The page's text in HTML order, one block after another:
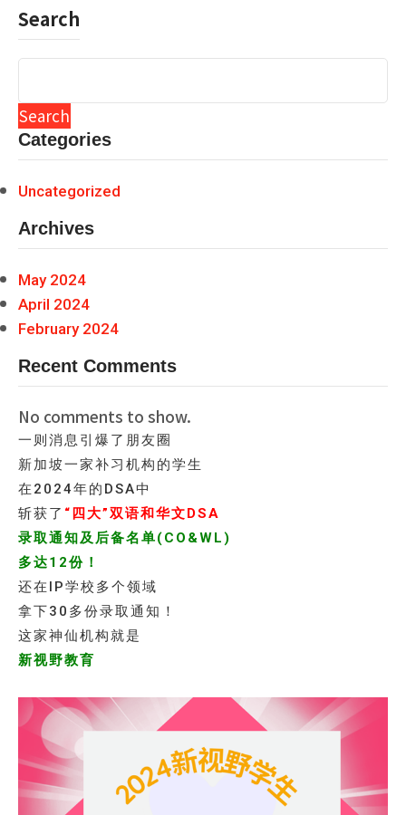
Search
Search
Categories
Uncategorized
Archives
May 2024
April 2024
February 2024
Recent Comments
No comments to show.
一则消息引爆了朋友圈
新加坡一家补习机构的学生
在2024年的DSA中
斩获了 “四大”双语和华文DSA
录取通知及后备名单(CO&WL)
多达12份！
还在IP学校多个领域
拿下30多份录取通知！
这家神仙机构就是
新视野教育